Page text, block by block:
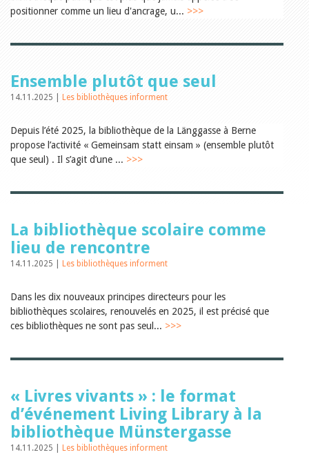
Encouragement à la lecture
Tags
Manifestations
Formation et perfectionnement
Jeune public
Ecole et bibliothèque
Bibliosuisse
Littérature de jeunesse
Encouragement des
bibliothèques
Bibliomedia
Tous les tags
Julie Greub
Sibylle Birrer
Javier Lopez
Aline Yeretzian
Markus Keel
Blaise Humbert-Droz
Sarah Jenni
Gabriela Hammel
Brigitte Burri
Tous les auteurs
positionner comme un lieu d'ancrage, u... >>>
Ensemble plutôt que seul
14.11.2025 | Les bibliothèques informent
Depuis l’été 2025, la bibliothèque de la Länggasse à Berne
propose l’activité « Gemeinsam statt einsam » (ensemble plutôt
que seul) . Il s’agit d’une ... >>>
La bibliothèque scolaire comme
lieu de rencontre
14.11.2025 | Les bibliothèques informent
Dans les dix nouveaux principes directeurs pour les
bibliothèques scolaires, renouvelés en 2025, il est précisé que
ces bibliothèques ne sont pas seul... >>>
« Livres vivants » : le format
d’événement Living Library à la
bibliothèque Münstergasse
14.11.2025 | Les bibliothèques informent